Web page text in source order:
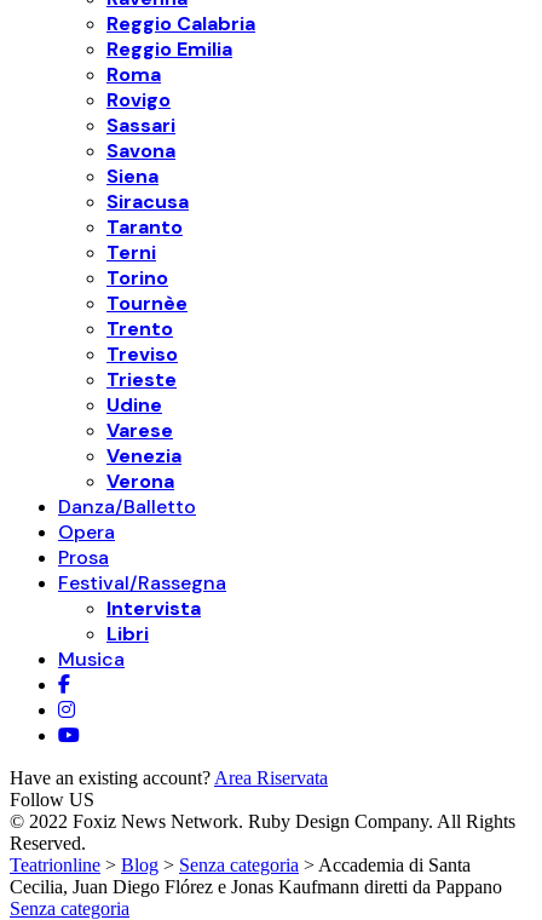
Reggio Calabria
Reggio Emilia
Roma
Rovigo
Sassari
Savona
Siena
Siracusa
Taranto
Terni
Torino
Tournèe
Trento
Treviso
Trieste
Udine
Varese
Venezia
Verona
Danza/Balletto
Opera
Prosa
Festival/Rassegna
Intervista
Libri
Musica
Have an existing account? Area Riservata
Follow US
© 2022 Foxiz News Network. Ruby Design Company. All Rights
Reserved.
Teatrionline > Blog > Senza categoria > Accademia di Santa
Cecilia, Juan Diego Flórez e Jonas Kaufmann diretti da Pappano
Senza categoria